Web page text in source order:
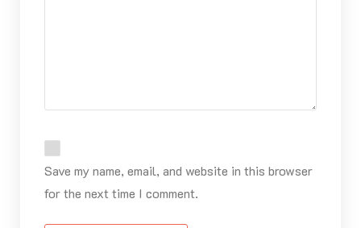
Save my name, email, and website in this browser
for the next time I comment.